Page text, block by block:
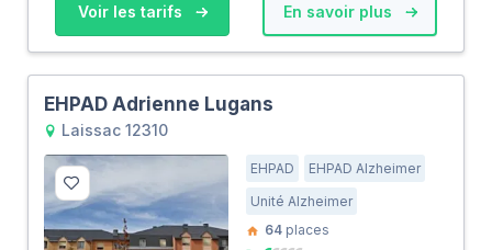
Voir les tarifs En savoir plus
EHPAD Adrienne Lugans
Laissac 12310
EHPAD
EHPAD Alzheimer
Unité Alzheimer
64 places